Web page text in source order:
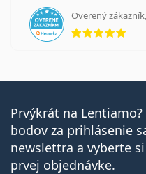
Overený
Prvýkrát na
bodov za prihlásenie
newslettra a vyberte
prvej objednávke.